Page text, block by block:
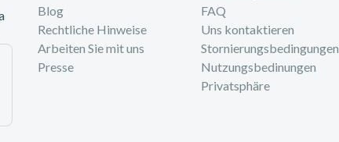
Blog
Rechtliche Hinweise
Arbeiten Sie mit uns
Presse
FAQ
Uns kontaktieren
Stornierungsbedingungen
Nutzungsbedinungen
Privatsphäre